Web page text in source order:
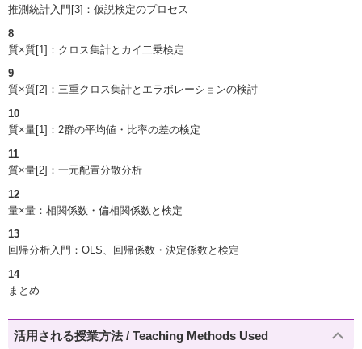
推測統計入門[3]：仮説検定のプロセス
8
質×質[1]：クロス集計とカイ二乗検定
9
質×質[2]：三重クロス集計とエラボレーションの検討
10
質×量[1]：2群の平均値・比率の差の検定
11
質×量[2]：一元配置分散分析
12
量×量：相関係数・偏相関係数と検定
13
回帰分析入門：OLS、回帰係数・決定係数と検定
14
まとめ
活用される授業方法 / Teaching Methods Used